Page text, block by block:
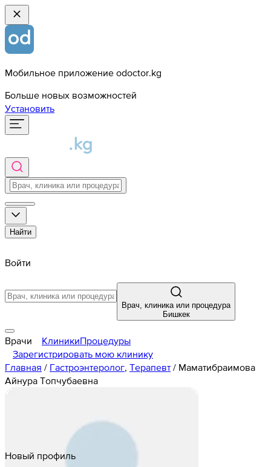
Мобильное приложение odoctor.kg
Больше новых возможностей
Установить
Найти
Войти
Врач, клиника или процедура
Бишкек
Врачи КлиникиПроцедуры
Зарегистрировать мою клинику
Главная / Гастроэнтеролог, Терапевт / Маматибраимова
Айнура Топчубаевна
Новый профиль